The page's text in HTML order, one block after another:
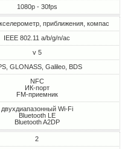
1080p - 30fps
приближения, компас
IEEE 802.11 a/b/g/n/ac
v 5
GLONASS, Galileo, BDS
NFC
ИК-порт
FM-приемник
двухдиапазонный Wi-Fi
Bluetooth LE
Bluetooth A2DP
2